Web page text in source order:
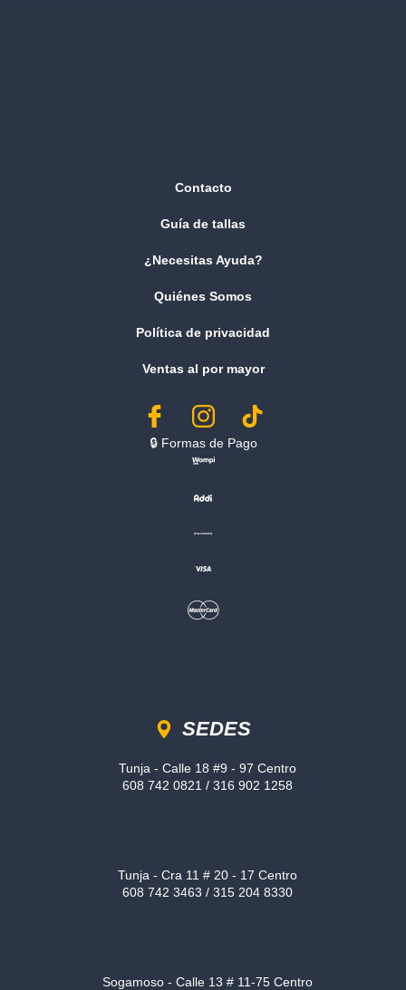
Contacto
Guía de tallas
¿Necesitas Ayuda?
Quiénes Somos
Política de privacidad
Ventas al por mayor
🔒︎ Formas de Pago
SEDES
Tunja - Calle 18 #9 - 97 Centro
608 742 0821 / 316 902 1258
Tunja - Cra 11 # 20 - 17 Centro
608 742 3463 / 315 204 8330
Sogamoso - Calle 13 # 11-75 Centro